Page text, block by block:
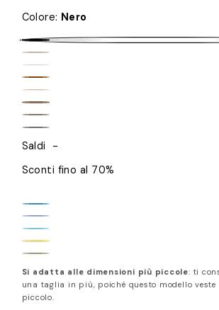
Colore: Nero
Nero
Beige
Bianco
Marrone
Sand
Caramel
Taupe
Saldi
-
Sconti fino al 70%
Silver
Lake
Blue
Soft
Violet
Baby
Blue
Baby
Yellow
Green
Si adatta alle dimensioni più piccole: ti
una taglia in più, poiché questo modello veste
piccolo.